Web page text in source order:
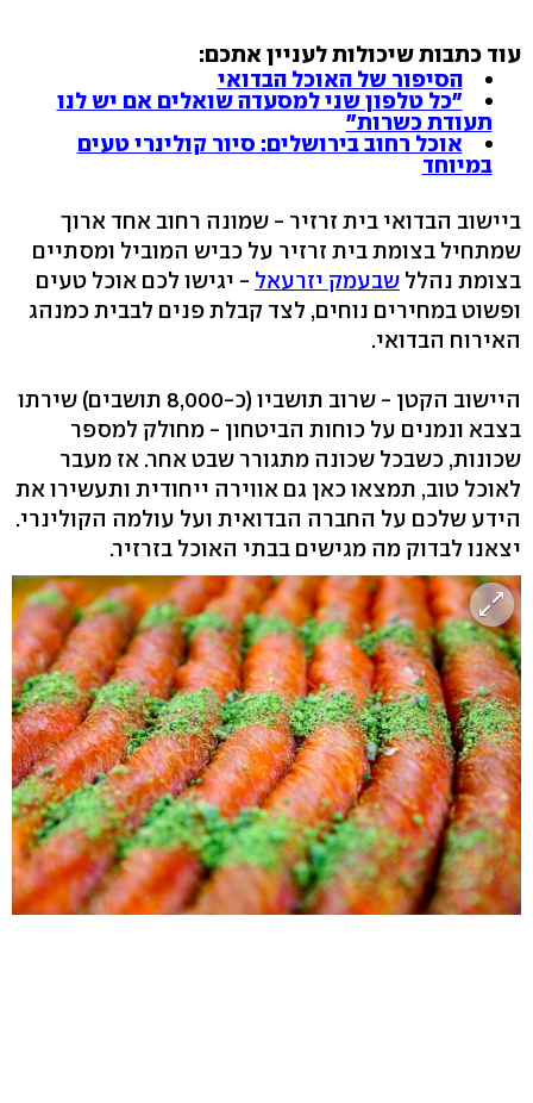
עוד כתבות שיכולות לעניין אתכם:
הסיפור של האוכל הבדואי
"כל טלפון שני למסעדה שואלים אם יש לנו
תעודת כשרות"
אוכל רחוב בירושלים: סיור קולינרי טעים
במיוחד
ביישוב הבדואי בית זרזיר - שמונה רחוב אחד ארוך
שמתחיל בצומת בית זרזיר על כביש המוביל ומסתיים
בצומת נהלל שבעמק יזרעאל - יגישו לכם אוכל טעים
ופשוט במחירים נוחים, לצד קבלת פנים לבבית כמנהג
האירוח הבדואי.
היישוב הקטן - שרוב תושביו (כ-8,000 תושבים) שירתו
בצבא ונמנים על כוחות הביטחון - מחולק למספר
שכונות, כשבכל שכונה מתגורר שבט אחר. אז מעבר
לאוכל טוב, תמצאו כאן גם אווירה ייחודית ותעשירו את
הידע שלכם על החברה הבדואית ועל עולמה הקולינרי.
יצאנו לבדוק מה מגישים בבתי האוכל בזרזיר.